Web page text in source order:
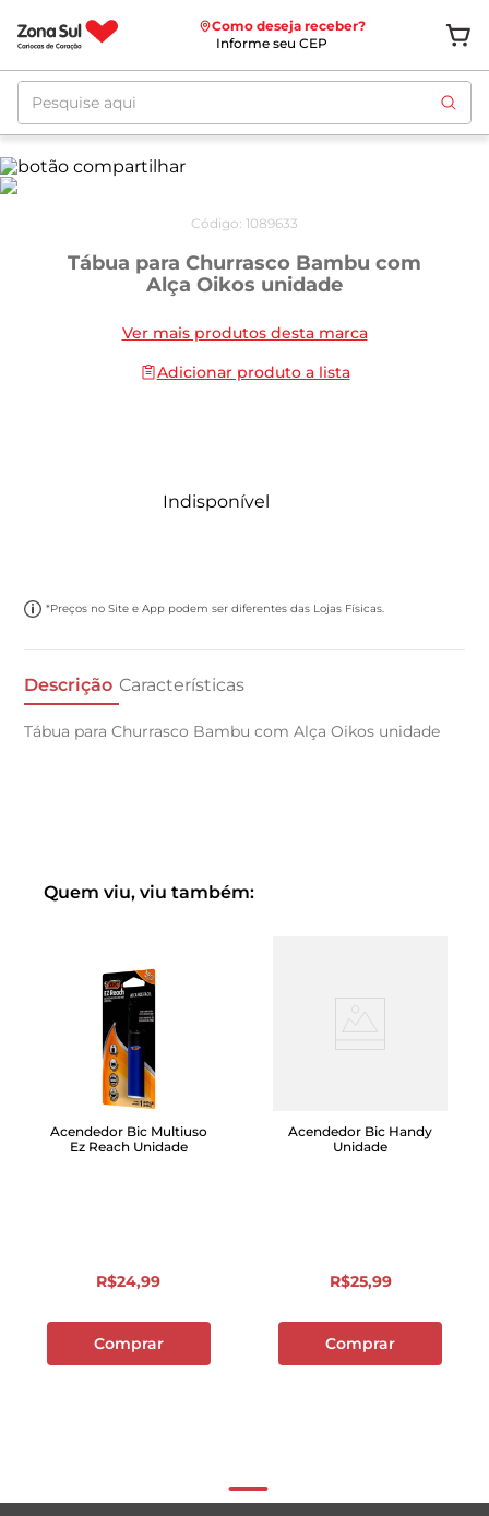
Como deseja receber?
Informe seu CEP
Pesquise aqui
Código: 1089633
Tábua para Churrasco Bambu com
Alça Oikos unidade
Ver mais produtos desta marca
Adicionar produto a lista
Indisponível
*Preços no Site e App podem ser diferentes das Lojas Físicas.
Descrição Características
Tábua para Churrasco Bambu com Alça Oikos unidade
Quem viu, viu também:
Acendedor Bic Multiuso
Ez Reach Unidade
R$24,99
Comprar
Acendedor Bic Handy
Unidade
R$25,99
Comprar